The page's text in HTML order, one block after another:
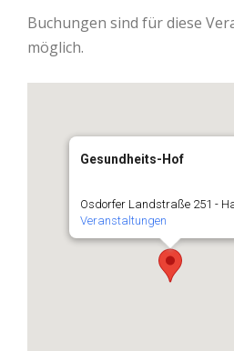
Buchungen sind für diese
möglich.
Gesundheits-Hof
Osdorfer Landstraße 251 -
Veranstaltungen